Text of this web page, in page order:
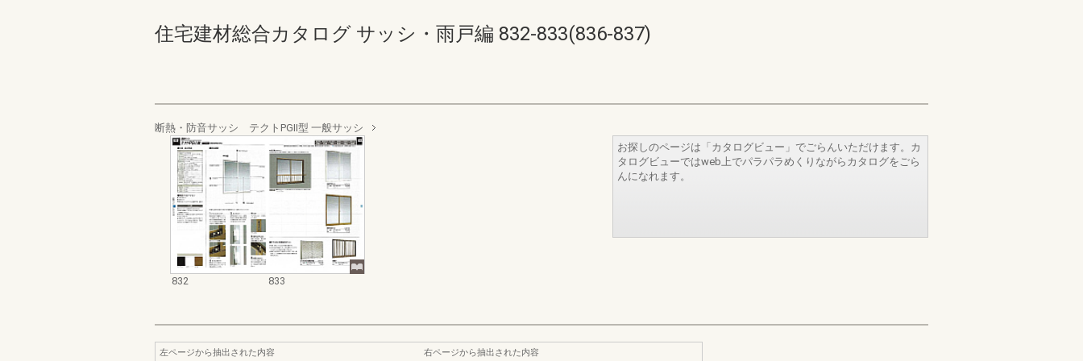
住宅建材総合カタログ サッシ・雨戸編 832-833(836-837)
断熱・防音サッシ テクトPGⅡ型 一般サッシ
832 833
お探しのページは「カタログビュー」でごらんいただけます。カ
タログビューではweb上でパラパラめくりながらカタログをごら
んになれます。
左ページから抽出された内容
右ページから抽出された内容